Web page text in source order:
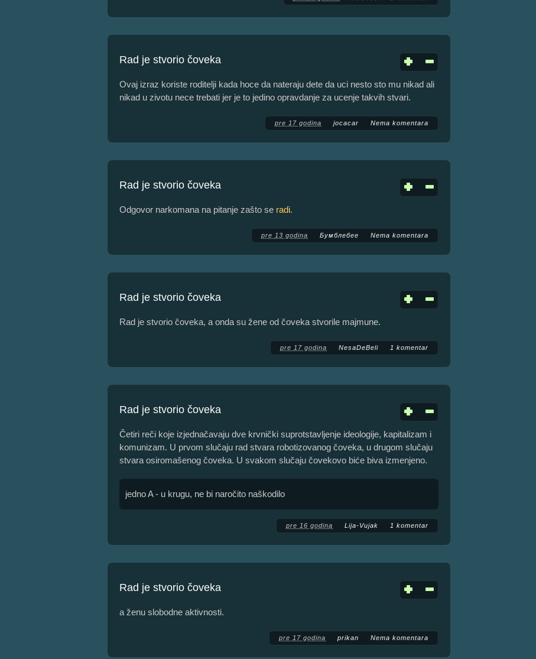
Rad je stvorio čoveka
Ovaj izraz koriste roditelji kada hoce da nateraju dete da uci nesto sto mu nikad ali
nikad u zivotu nece trebati jer je to jedino opravdanje za ucenje takvih stvari.
pre 17 godina jocacar Nema komentara
Rad je stvorio čoveka
Odgovor narkomana na pitanje zašto se radi.
pre 13 godina Бумблебее Nema komentara
Rad je stvorio čoveka
Rad je stvorio čoveka, a onda su žene od čoveka stvorile majmune.
pre 17 godina NesaDeBeli 1 komentar
Rad je stvorio čoveka
Četiri reči koje izjednačavaju dve krvnički suprotstavljenje ideologije, kapitalizam i
komunizam. U prvom slučaju rad stvara robotizovanog čoveka, u drugom slučaju
stvara osiromašenog čoveka. U svakom slučaju čovekovo biće biva izmenjeno.
jedno A - u krugu, ne bi naročito naškodilo
pre 16 godina Lija-Vujak 1 komentar
Rad je stvorio čoveka
a ženu slobodne aktivnosti.
pre 17 godina prikan Nema komentara